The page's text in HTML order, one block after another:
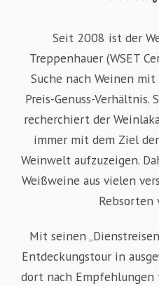
Seit 2008 ist der
Treppenhauer (WSET
Suche nach Weinen
Preis-Genuss-
recherchiert der
immer mit dem Ziel
Weinwelt aufzuzeigen.
Weißweine aus vielen
Rebsorten
Mit seinen
Entdeckungstour in
dort nach Empfehlungen